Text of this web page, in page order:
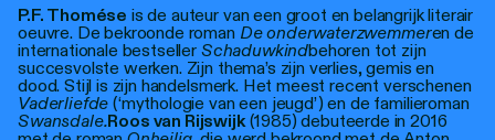
P.F. Thomése is de auteur van een groot en belangrijk literair
oeuvre. De bekroonde roman De onderwaterzwemmeren de
internationale bestseller Schaduwkindbehoren tot zijn
succesvolste werken. Zijn thema’s zijn verlies, gemis en
dood. Stijl is zijn handelsmerk. Het meest recent verschenen
Vaderliefde (‘mythologie van een jeugd’) en de familieroman
Swansdale.Roos van Rijswijk(1985) debuteerde in 2016